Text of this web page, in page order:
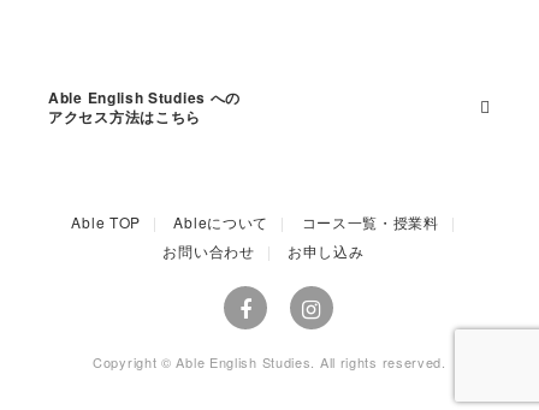
Able English Studies への
アクセス方法はこちら
Able TOP Ableについて
コース一覧・授業料
お問い合わせ
お申し込み
Copyright © Able English Studies. All rights reserved.